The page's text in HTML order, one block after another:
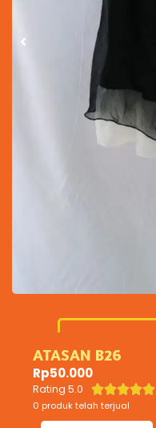
ATASAN B26
Rp50.000
Rating 5.0 
0 produk telah terjual